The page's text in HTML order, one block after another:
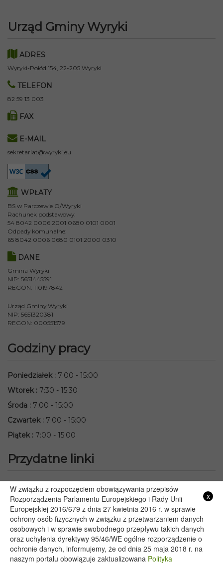
Urząd Gminy Wyryki
ADRES
Wyryki-Połód 154, 22-205 Wyryki
TELEFON
82 59 13 003
FAX
E-MAIL
sekretariat@wyryki.eu
WPŁATY
BS w Parczewie O/Wyryki
Rachunek podstawowy:
54 8042 0006 2001 0680 0101 0001
Odpady komunalne:
65 8042 0006 0680 0101 2000 0310
DANE
Gmina Wyryki
NIP: 5651445591
REGON: 110197842
Urząd Gminy Wyryki
NIP: 5651320381
REGON: 000551579
Godziny pracy
Poniedziałek: 7:00 - 15:00
Wtorek: 7:30 - 15:30
Środa : 7:00 - 15:00
Czwartek: 7:00 - 15:00
Piątek: 7:00 - 15:00
Przydatne linki
Starostwo Powiatowe we Włodawie
Lubelski Urząd Wojewódzki w Lublinie
Urząd Marszałkowski Województwa Lubelskiego w Lublinie
Serwis Rzeczypospolitej Polskiej
PGE – Planowane wyłączenia prądu
Poczta E-mail
x
W związku z rozpoczęciem obowiązywania przepisów
Rozporządzenia Parlamentu Europejskiego i Rady Unii
Europejskiej 2016/679 z dnia 27 kwietnia 2016 r. w sprawie
ochrony osób fizycznych w związku z przetwarzaniem danych
osobowych i w sprawie swobodnego przepływu takich danych
oraz uchylenia dyrektywy 95/46/WE ogólne rozporządzenie o
ochronie danych, informujemy, że od dnia 25 maja 2018 r. na
naszym portalu obowiązuje zaktualizowana Polityka